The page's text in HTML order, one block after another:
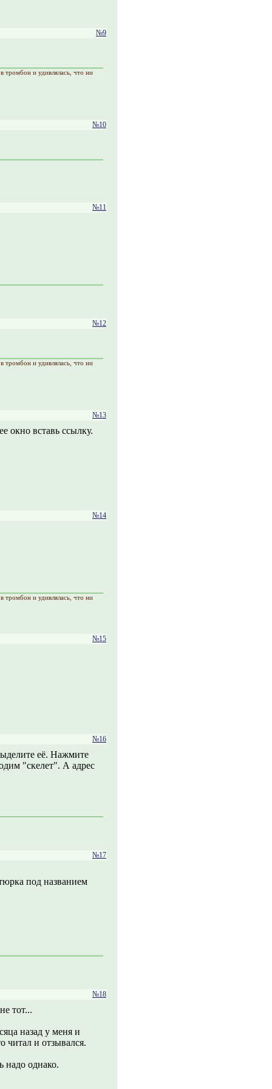
№9
тромбон и удивлялась, что ни
№10
№11
№12
тромбон и удивлялась, что ни
№13
окно вставь ссылку.
№14
тромбон и удивлялась, что ни
№15
№16
её. Нажмите
"скелет". А адрес
№17
под названием
№18
тот...
назад у меня и
читал и отзывался.
надо однако.